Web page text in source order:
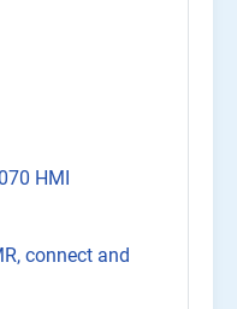
HMI
connect and